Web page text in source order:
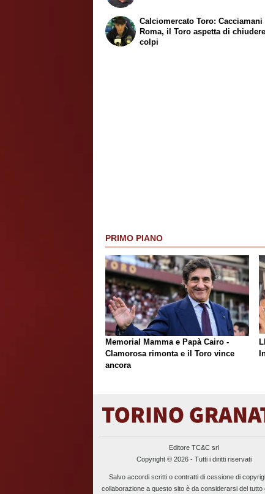
Calciomercato Toro: Cacciamani
Roma, il Toro aspetta di
colpi
PRIMO PIANO
Memorial Mamma e Papà Cairo -
Clamorosa rimonta e il Toro vince
ancora
Editore TC&C srl
Copyright © 2026 - Tutti i diritti riservati
Salvo accordi scritti o contratti di cessione di
collaborazione a questo sito è da considerarsi del tutto